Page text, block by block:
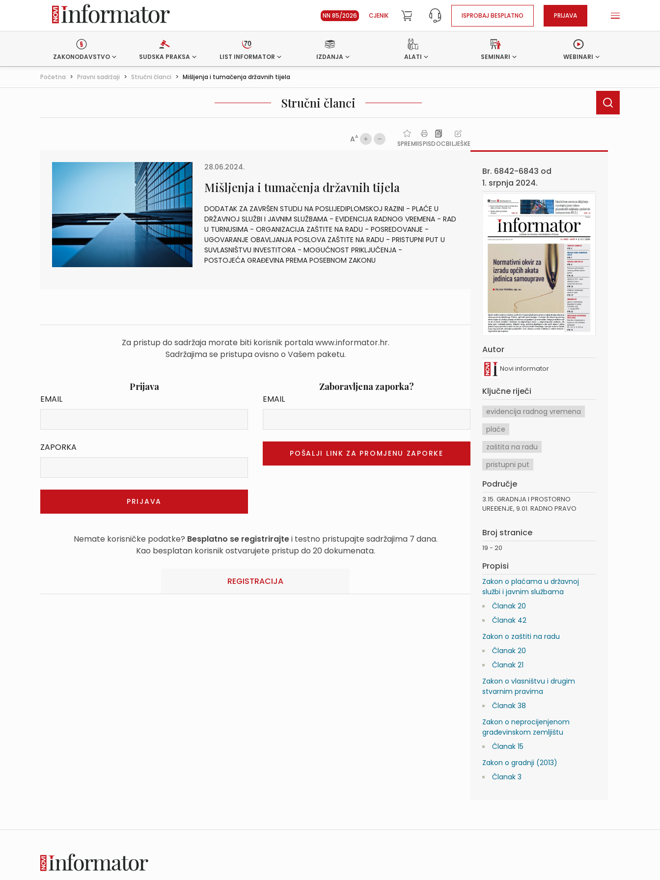
NN 85/2026 CJENIK ISPROBAJ BESPLATNO PRIJAVA
ZAKONODAVSTVO SUDSKA PRAKSA LIST INFORMATOR IZDANJA ALATI SEMINARI WEBINARI
Početna > Pravni sadržaji > Stručni članci > Mišljenja i tumačenja državnih tijela
Stručni članci
AA
SPREMIISPISDOCBILJEŠKE
28.06.2024.
Mišljenja i tumačenja državnih tijela
DODATAK ZA ZAVRŠEN STUDIJ NA POSLIJEDIPLOMSKOJ RAZINI - PLAĆE U
DRŽAVNOJ SLUŽBI I JAVNIM SLUŽBAMA - EVIDENCIJA RADNOG VREMENA - RAD
U TURNUSIMA - ORGANIZACIJA ZAŠTITE NA RADU - POSREDOVANJE -
UGOVARANJE OBAVLJANJA POSLOVA ZAŠTITE NA RADU - PRISTUPNI PUT U
SUVLASNIŠTVU INVESTITORA - MOGUĆNOST PRIKLJUČENJA -
POSTOJEĆA GRAĐEVINA PREMA POSEBNOM ZAKONU
Za pristup do sadržaja morate biti korisnik portala www.informator.hr.
Sadržajima se pristupa ovisno o Vašem paketu.
Prijava
EMAIL
ZAPORKA
Zaboravljena zaporka?
EMAIL
Nemate korisničke podatke? Besplatno se registrirajtei testno pristupajte sadržajima 7 dana.
Kao besplatan korisnik ostvarujete pristup do 20 dokumenata.
REGISTRACIJA
Br. 6842-6843 od
1. srpnja 2024.
Autor
Novi informator
Ključne riječi
evidencija radnog vremena
plaće
zaštita na radu
pristupni put
Područje
3.15. GRADNJA I PROSTORNO
UREĐENJE, 9.01. RADNO PRAVO
Broj stranice
19 - 20
Propisi
Zakon o plaćama u državnoj
službi i javnim službama
Članak 20
Članak 42
Zakon o zaštiti na radu
Članak 20
Članak 21
Zakon o vlasništvu i drugim
stvarnim pravima
Članak 38
Zakon o neprocijenjenom
građevinskom zemljištu
Članak 15
Zakon o gradnji (2013)
Članak 3